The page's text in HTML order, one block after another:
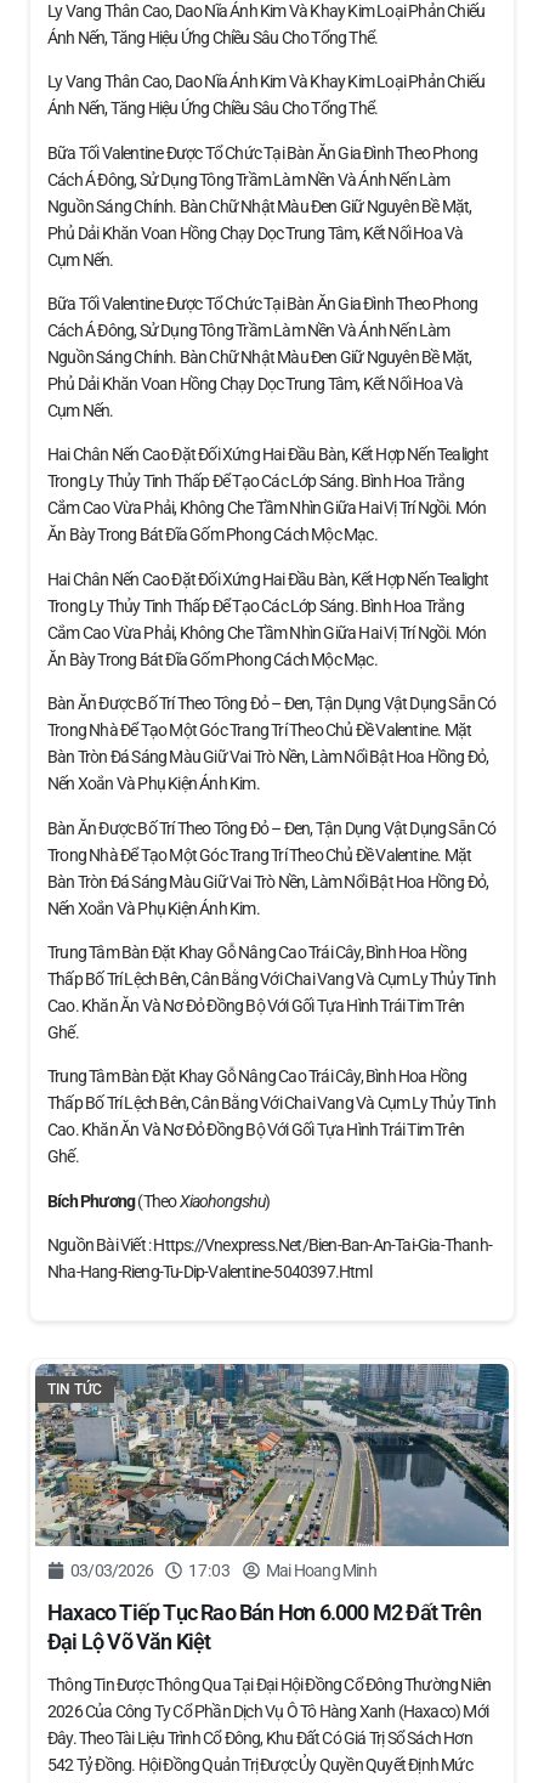
Ly Vang Thân Cao, Dao Nĩa Ánh Kim Và Khay Kim Loại Phản Chiếu
Ánh Nến, Tăng Hiệu Ứng Chiều Sâu Cho Tổng Thể.
Ly Vang Thân Cao, Dao Nĩa Ánh Kim Và Khay Kim Loại Phản Chiếu
Ánh Nến, Tăng Hiệu Ứng Chiều Sâu Cho Tổng Thể.
Bữa Tối Valentine Được Tổ Chức Tại Bàn Ăn Gia Đình Theo Phong
Cách Á Đông, Sử Dụng Tông Trầm Làm Nền Và Ánh Nến Làm
Nguồn Sáng Chính. Bàn Chữ Nhật Màu Đen Giữ Nguyên Bề Mặt,
Phủ Dải Khăn Voan Hồng Chạy Dọc Trung Tâm, Kết Nối Hoa Và
Cụm Nến.
Bữa Tối Valentine Được Tổ Chức Tại Bàn Ăn Gia Đình Theo Phong
Cách Á Đông, Sử Dụng Tông Trầm Làm Nền Và Ánh Nến Làm
Nguồn Sáng Chính. Bàn Chữ Nhật Màu Đen Giữ Nguyên Bề Mặt,
Phủ Dải Khăn Voan Hồng Chạy Dọc Trung Tâm, Kết Nối Hoa Và
Cụm Nến.
Hai Chân Nến Cao Đặt Đối Xứng Hai Đầu Bàn, Kết Hợp Nến Tealight
Trong Ly Thủy Tinh Thấp Để Tạo Các Lớp Sáng. Bình Hoa Trắng
Cắm Cao Vừa Phải, Không Che Tầm Nhìn Giữa Hai Vị Trí Ngồi. Món
Ăn Bày Trong Bát Đĩa Gốm Phong Cách Mộc Mạc.
Hai Chân Nến Cao Đặt Đối Xứng Hai Đầu Bàn, Kết Hợp Nến Tealight
Trong Ly Thủy Tinh Thấp Để Tạo Các Lớp Sáng. Bình Hoa Trắng
Cắm Cao Vừa Phải, Không Che Tầm Nhìn Giữa Hai Vị Trí Ngồi. Món
Ăn Bày Trong Bát Đĩa Gốm Phong Cách Mộc Mạc.
Bàn Ăn Được Bố Trí Theo Tông Đỏ – Đen, Tận Dụng Vật Dụng Sẵn Có
Trong Nhà Để Tạo Một Góc Trang Trí Theo Chủ Đề Valentine. Mặt
Bàn Tròn Đá Sáng Màu Giữ Vai Trò Nền, Làm Nổi Bật Hoa Hồng Đỏ,
Nến Xoắn Và Phụ Kiện Ánh Kim.
Bàn Ăn Được Bố Trí Theo Tông Đỏ – Đen, Tận Dụng Vật Dụng Sẵn Có
Trong Nhà Để Tạo Một Góc Trang Trí Theo Chủ Đề Valentine. Mặt
Bàn Tròn Đá Sáng Màu Giữ Vai Trò Nền, Làm Nổi Bật Hoa Hồng Đỏ,
Nến Xoắn Và Phụ Kiện Ánh Kim.
Trung Tâm Bàn Đặt Khay Gỗ Nâng Cao Trái Cây, Bình Hoa Hồng
Thấp Bố Trí Lệch Bên, Cân Bằng Với Chai Vang Và Cụm Ly Thủy Tinh
Cao. Khăn Ăn Và Nơ Đỏ Đồng Bộ Với Gối Tựa Hình Trái Tim Trên
Ghế.
Trung Tâm Bàn Đặt Khay Gỗ Nâng Cao Trái Cây, Bình Hoa Hồng
Thấp Bố Trí Lệch Bên, Cân Bằng Với Chai Vang Và Cụm Ly Thủy Tinh
Cao. Khăn Ăn Và Nơ Đỏ Đồng Bộ Với Gối Tựa Hình Trái Tim Trên
Ghế.
Bích Phương(theoXiaohongshu)
Nguồn Bài Viết : Https://vnexpress.net/bien-Ban-An-Tai-Gia-Thanh-
Nha-Hang-Rieng-Tu-Dip-Valentine-5040397.html
TIN TỨC
03/03/2026 17:03 Mai Hoang Minh
Haxaco Tiếp Tục Rao Bán Hơn 6.000 M2 Đất Trên
Đại Lộ Võ Văn Kiệt
Thông Tin Được Thông Qua Tại Đại Hội Đồng Cổ Đông Thường Niên
2026 Của Công Ty Cổ Phần Dịch Vụ Ô Tô Hàng Xanh (Haxaco) Mới
Đây. Theo Tài Liệu Trình Cổ Đông, Khu Đất Có Giá Trị Sổ Sách Hơn
542 Tỷ Đồng. Hội Đồng Quản Trị Được Ủy Quyền Quyết Định Mức